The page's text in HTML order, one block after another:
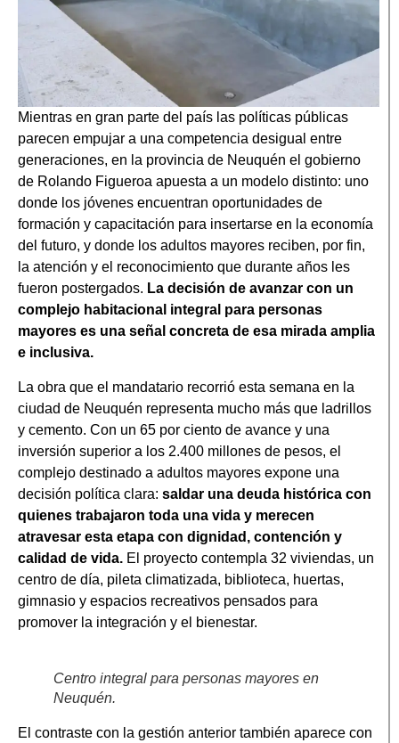
Mientras en gran parte del país las políticas públicas
parecen empujar a una competencia desigual entre
generaciones, en la provincia de Neuquén el gobierno
de Rolando Figueroa apuesta a un modelo distinto: uno
donde los jóvenes encuentran oportunidades de
formación y capacitación para insertarse en la economía
del futuro, y donde los adultos mayores reciben, por fin,
la atención y el reconocimiento que durante años les
fueron postergados. La decisión de avanzar con un
complejo habitacional integral para personas
mayores es una señal concreta de esa mirada amplia
e inclusiva.
La obra que el mandatario recorrió esta semana en la
ciudad de Neuquén representa mucho más que ladrillos
y cemento. Con un 65 por ciento de avance y una
inversión superior a los 2.400 millones de pesos, el
complejo destinado a adultos mayores expone una
decisión política clara: saldar una deuda histórica con
quienes trabajaron toda una vida y merecen
atravesar esta etapa con dignidad, contención y
calidad de vida. El proyecto contempla 32 viviendas, un
centro de día, pileta climatizada, biblioteca, huertas,
gimnasio y espacios recreativos pensados para
promover la integración y el bienestar.
Centro integral para personas mayores en
Neuquén.
El contraste con la gestión anterior también aparece con